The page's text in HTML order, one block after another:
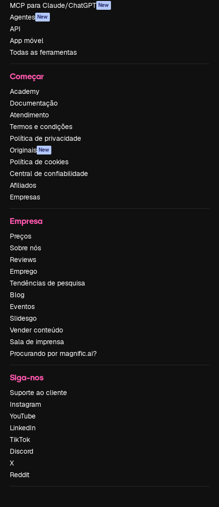
MCP para Claude/ChatGPT New
Agentes New
API
App móvel
Todas as ferramentas
Começar
Academy
Documentação
Atendimento
Termos e condições
Política de privacidade
Originais New
Política de cookies
Central de confiabilidade
Afiliados
Empresas
Empresa
Preços
Sobre nós
Reviews
Emprego
Tendências de pesquisa
Blog
Eventos
Slidesgo
Vender conteúdo
Sala de imprensa
Procurando por magnific.ai?
Siga-nos
Suporte ao cliente
Instagram
YouTube
LinkedIn
TikTok
Discord
X
Reddit